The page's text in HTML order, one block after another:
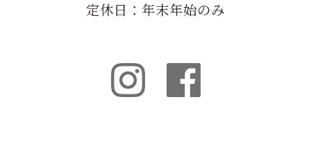
定休日：年末年始のみ